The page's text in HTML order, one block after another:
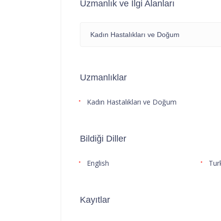
Uzmanlık ve İlgi Alanları
Kadın Hastalıkları ve Doğum
Uzmanlıklar
Kadın Hastalıkları ve Doğum
Bildiği Diller
English
Kayıtlar